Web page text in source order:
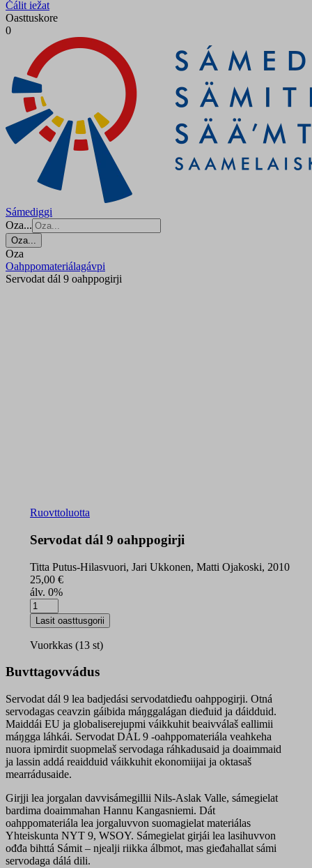
Čálit iežat
Oasttuskore
0
Sámediggi
Oza...
Oza...
Oza
Oahppomateriálagávpi
Servodat dál 9 oahppogirji
Ruovttoluotta
Servodat dál 9 oahppogirji
Titta Putus-Hilasvuori, Jari Ukkonen, Matti Ojakoski, 2010
25,00 €
álv. 0%
Servodat
dál
9
oahppogirji
Lasit oasttusgorii
Vuorkkas (13 st)
Buvttagovvádus
Servodat dál 9 lea badjedási servodatdieđu oahppogirji. Otná
servodagas ceavzin gáibida máŋggalágan dieđuid ja dáidduid.
Maiddái EU ja globaliserejupmi váikkuhit beaivválaš eallimii
máŋgga láhkái. Servodat DÁL 9 -oahppomateriála veahkeha
nuora ipmirdit suopmelaš servodaga ráhkadusaid ja doaimmaid
ja lassin addá reaidduid váikkuhit ekonomiijai ja oktasaš
mearrádusaide.
Girjji lea jorgalan davvisámegillii Nils-Aslak Valle, sámegielat
bardima doaimmahan Hannu Kangasniemi. Dát
oahppomateriála lea jorgaluvvon suomagielat materiálas
Yhteiskunta NYT 9, WSOY. Sámegielat girjái lea lasihuvvon
ođđa bihttá Sámit – njealji riikka álbmot, mas gieđahallat sámi
servodaga dálá dili.